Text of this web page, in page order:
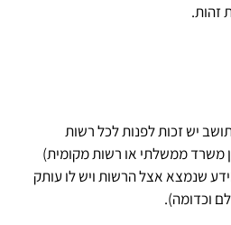
זהות.
יש זכות לפנות לכל רשות
משרד ממשלתי או רשות מקומית)
שנמצא אצל הרשות ויש לו עותק
וכדומה).